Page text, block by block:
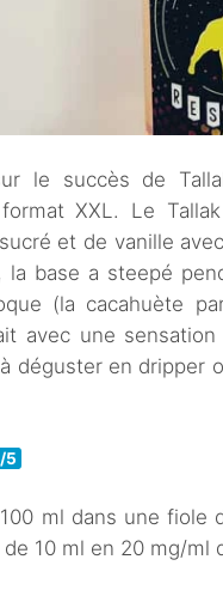
le succès de
format XXL. Le
et de vanille
la base a steepé
(la cacahuète
avec une sensation
déguster en dripper
5
ml dans une
10 ml en 20 mg/ml